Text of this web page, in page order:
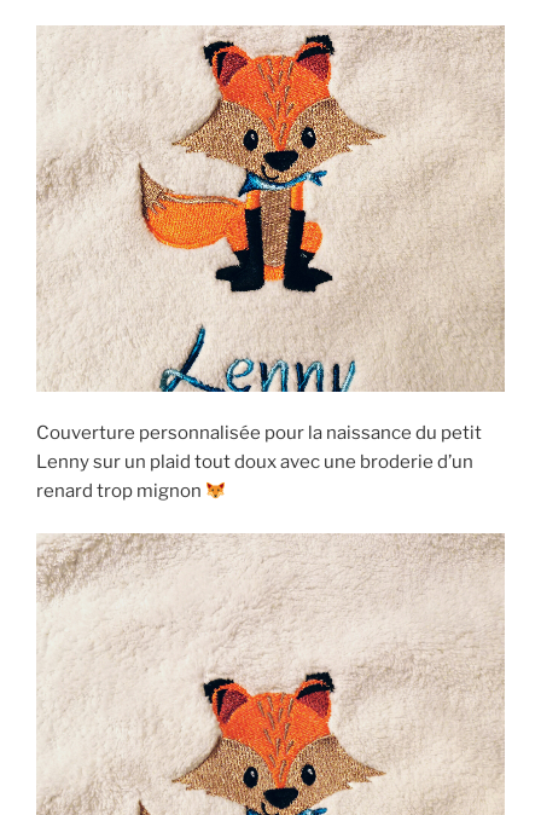
Couverture personnalisée pour la naissance du petit
Lenny sur un plaid tout doux avec une broderie d’un
renard trop mignon